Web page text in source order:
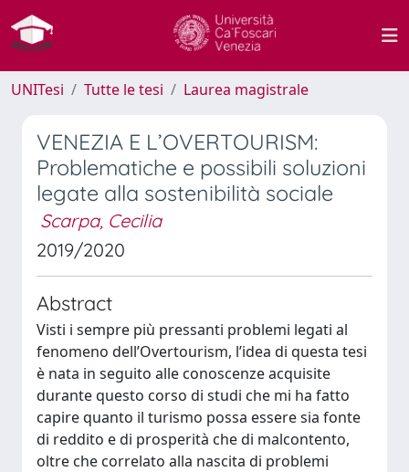
UNITesi Tutte le tesi Laurea magistrale
VENEZIA E L’OVERTOURISM:
Problematiche e possibili soluzioni
legate alla sostenibilità sociale
Scarpa, Cecilia
2019/2020
Abstract
Visti i sempre più pressanti problemi legati al
fenomeno dell’Overtourism, l’idea di questa tesi
è nata in seguito alle conoscenze acquisite
durante questo corso di studi che mi ha fatto
capire quanto il turismo possa essere sia fonte
di reddito e di prosperità che di malcontento,
oltre che correlato alla nascita di problemi